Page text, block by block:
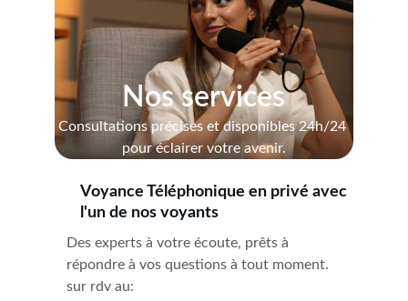
Nos services
Consultations précises et disponibles 24h/24
pour éclairer votre avenir.
Voyance Téléphonique en privé avec
l'un de nos voyants
Des experts à votre écoute, prêts à
répondre à vos questions à tout moment.
sur rdv au: